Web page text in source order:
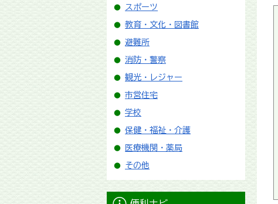
スポーツ
教育・文化・図書館
避難所
消防・警察
観光・レジャー
市営住宅
学校
保健・福祉・介護
医療機関・薬局
その他